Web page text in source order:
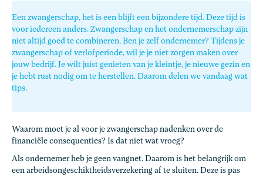
Een zwangerschap, het is een blijft een bijzondere tijd. Deze tijd is
voor iedereen anders. Zwangerschap en het ondernemerschap zijn
niet altijd goed te combineren. Ben je zelf ondernemer? Tijdens je
zwangerschap of verlofperiode, wil je je niet zorgen maken over
jouw bedrijf. Je wilt juist genieten van je kleintje, je nieuwe gezin en
je hebt rust nodig om te herstellen. Daarom delen we vandaag wat
tips.
Waarom moet je al voor je zwangerschap nadenken over de
financiële consequenties? Is dat niet wat vroeg?
Als ondernemer heb je geen vangnet. Daarom is het belangrijk om
een arbeidsongeschiktheidsverzekering af te sluiten. Deze is pas